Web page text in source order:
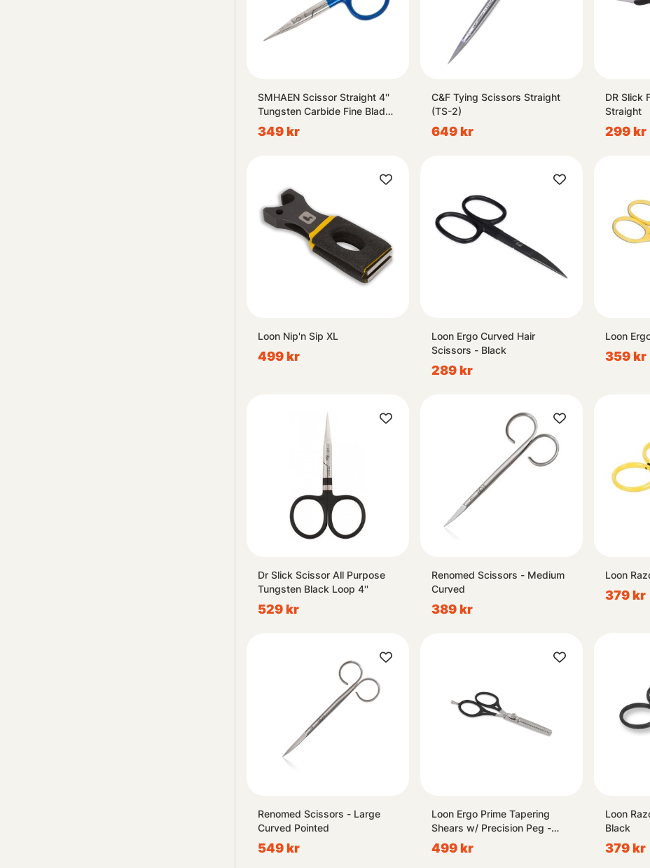
SMHAEN Scissor Straight 4''
Tungsten Carbide Fine Blade
Blue
349 kr
C&F Tying Scissors Straight
(TS-2)
649 kr
DR Slick
Straight
299 kr
Loon Nip'n Sip XL
499 kr
Loon Ergo Curved Hair
Scissors - Black
289 kr
Loon
359 kr
Dr Slick Scissor All Purpose
Tungsten Black Loop 4''
529 kr
Renomed Scissors - Medium
Curved
389 kr
Loon
379 kr
Renomed Scissors - Large
Curved Pointed
549 kr
Loon Ergo Prime Tapering
Shears w/ Precision Peg -
Black
499 kr
Loon
Black
379 kr